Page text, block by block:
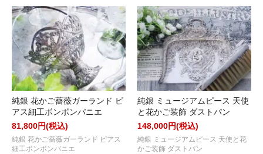
純銀 花かご薔薇ガーランド ピ
アス細工ボンボンパニエ
81,800円(税込)
純銀 花かご薔薇ガーランド ピアス
細工ボンボンパニエ
純銀 ミュージアムピース 天使
と花かご装飾 ダストパン
148,000円(税込)
純銀 ミュージアムピース 天使と花
かご装飾 ダストパン